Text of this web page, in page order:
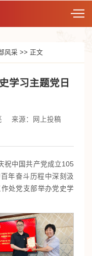
风采 >> 正文
学习主题党日
来源：网上投稿
祝中国共产党成立105
年奋斗历程中深刻汲
处党支部举办党史学